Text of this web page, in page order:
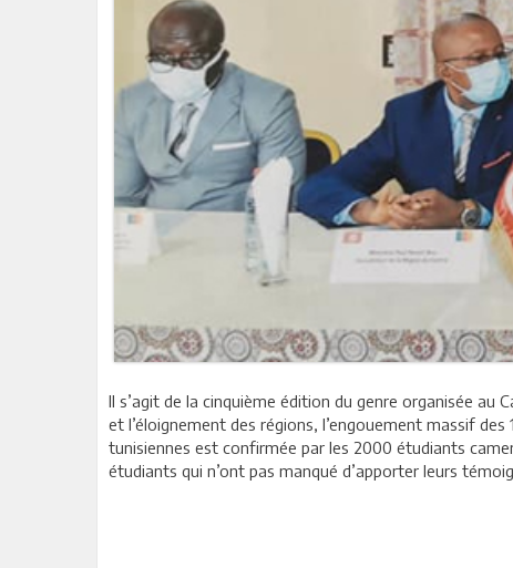
Il s’agit de la cinquième édition du genre organisée au
et l’éloignement des régions, l’engouement massif
tunisiennes est confirmée par les 2000 étudiants
étudiants qui n’ont pas manqué d’apporter leurs